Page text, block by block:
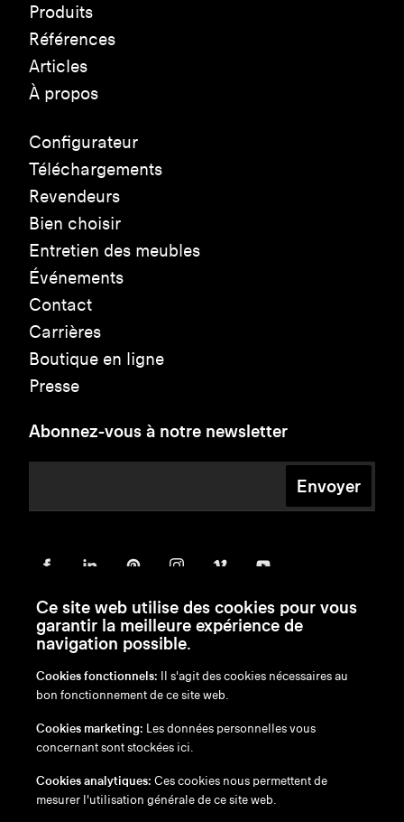
Produits
Références
Articles
À propos
Configurateur
Téléchargements
Revendeurs
Bien choisir
Entretien des meubles
Événements
Contact
Carrières
Boutique en ligne
Presse
Abonnez-vous à notre newsletter
Envoyer
en/nl/fr/de
Exonération de responsabilité
Politique en matière de cookies
Ce site web utilise des cookies pour vous
garantir la meilleure expérience de
navigation possible.
Cookies fonctionnels: Il s'agit des cookies nécessaires au
bon fonctionnement de ce site web.
Cookies marketing: Les données personnelles vous
concernant sont stockées ici.
Cookies analytiques: Ces cookies nous permettent de
mesurer l'utilisation générale de ce site web.